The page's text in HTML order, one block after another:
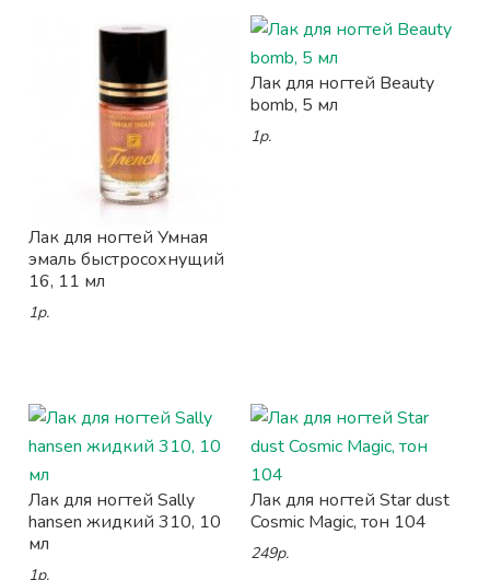
Лак для ногтей Умная
эмаль быстросохнущий
16, 11 мл
1р.
Лак для ногтей Beauty
bomb, 5 мл
1р.
Лак для ногтей Sally
hansen жидкий 310, 10
мл
1р.
Лак для ногтей Star dust
Cosmic Magic, тон 104
249р.